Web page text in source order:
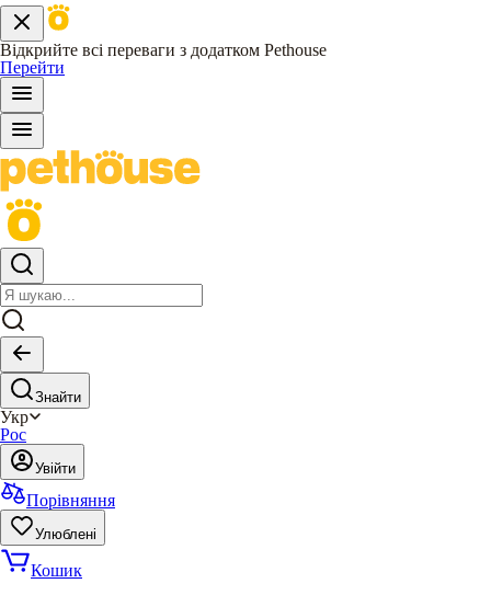
Відкрийте всі переваги з додатком Pethouse
Перейти
Знайти
Укр
Рос
Увійти
Порівняння
Улюблені
Кошик